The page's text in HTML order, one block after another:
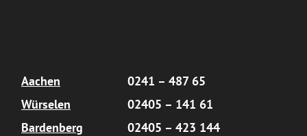
Aachen
0241 – 487 65
Würselen
02405 – 141 61
Bardenberg
02405 – 423 144